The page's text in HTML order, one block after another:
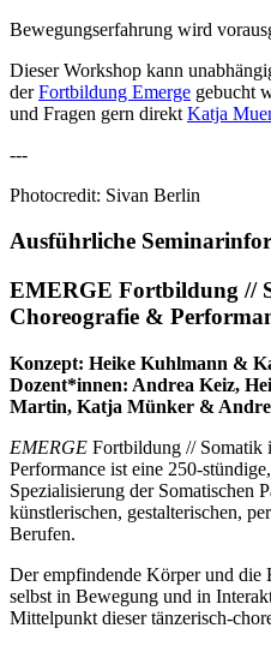
Bewegungserfahrung wird
Dieser Workshop kann
derFortbildung Emerge gebucht
und Fragen gern direkt Katja
---
Photocredit: Sivan Berlin
Ausführliche
EMERGE Fortbildung //
Choreografie &
Konzept: Heike Kuhlmann &
Dozent*innen: Andrea Keiz,
Martin, Katja Münker &
EMERGE Fortbildung // Somatik
Performance ist eine 250-
Spezialisierung der Somatischen
künstlerischen, gestalterischen,
Berufen.
Der empfindende Körper und die
selbst in Bewegung und in
Mittelpunkt dieser tänzerisch-